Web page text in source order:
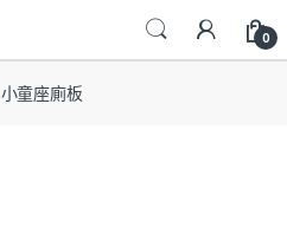
0
小童座廁板